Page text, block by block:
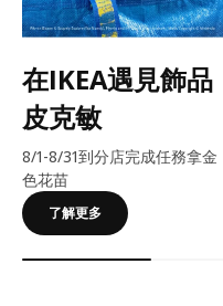
在IKEA遇見飾品
皮克敏
8/1-8/31到分店完成任務拿金
色花苗
了解更多